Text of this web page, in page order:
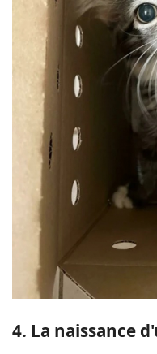
4. La naissance